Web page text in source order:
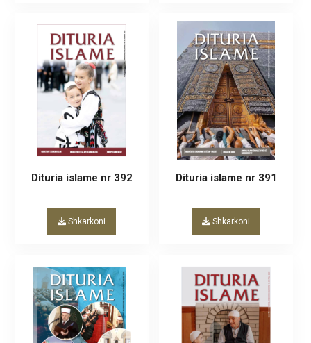
Dituria islame nr 392
Shkarkoni
Dituria islame nr 391
Shkarkoni